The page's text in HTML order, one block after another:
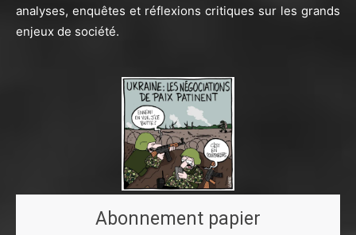
analyses, enquêtes et réflexions critiques sur les grands
enjeux de société.
Abonnement papier